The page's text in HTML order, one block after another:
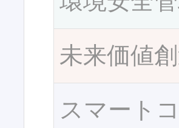
未来価値
スマート